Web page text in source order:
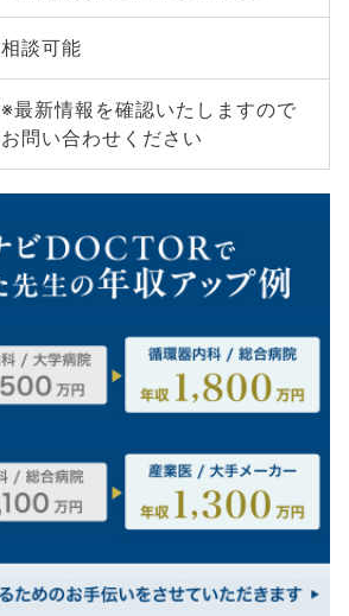
相談可能
※最新情報を確認いたしますので
お問い合わせください